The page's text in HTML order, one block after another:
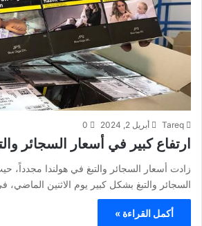
Tareq أبريل 2, 2024 0
ارتفاع كبير في أسعار السجائر
زادت أسعار السجائر والتبغ في هولندا مجدداً،
السجائر والتبغ بشكل كبير يوم الاثنين الماضي،
أكمل القراءة »